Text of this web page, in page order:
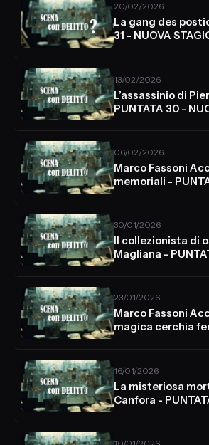
20/02/2026
La gang des
31 - NUOVA
13/02/2026
L’assassinio di
PUNTATA 30 -
06/02/2026
Marco Fassoni
memoriali -
30/01/2026
Il collezionista di
Magliana -
23/01/2026
Marco Fassoni
magica cerchia
16/01/2026
La misteriosa
Canfora -